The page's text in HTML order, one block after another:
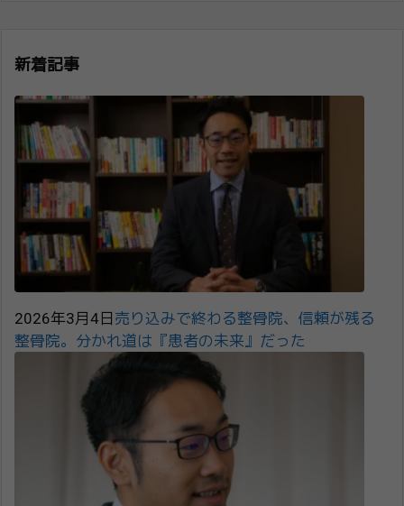
新着記事
2026年3月4日 売り込みで終わる整骨院、信頼が残る
整骨院。分かれ道は『患者の未来』だった